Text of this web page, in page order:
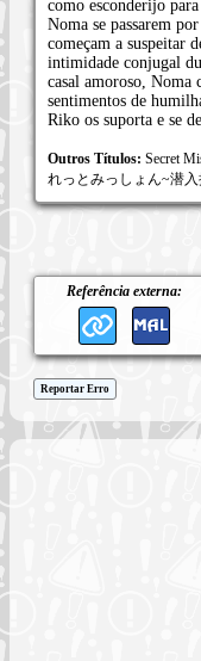
como esconderijo
Noma se passarem
começam a suspeitar
intimidade conjugal
casal amoroso, Noma
sentimentos de
Riko os suporta e se
Outros Títulos: Secret
れっとみっしょん~潜
Referência externa:
Reportar Erro